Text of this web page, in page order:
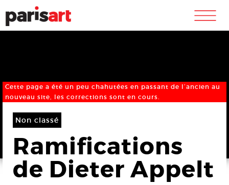
m
Cette page a été un peu chahutées en passant de l’ancien au
nouveau site, les corrections sont en cours.
Non classé
Ramifications
de Dieter Appelt